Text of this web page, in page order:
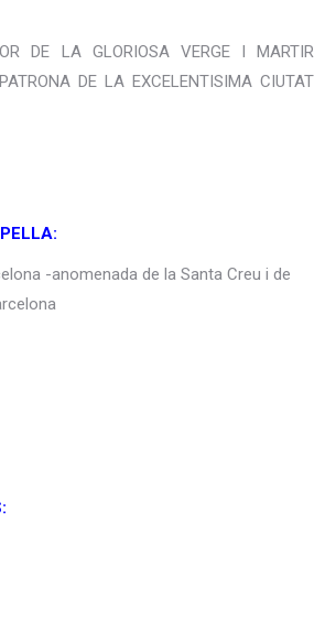
DE LA GLORIOSA VERGE I MARTIR
DE LA EXCELENTISIMA CIUTAT
-anomenada de la Santa Creu i de